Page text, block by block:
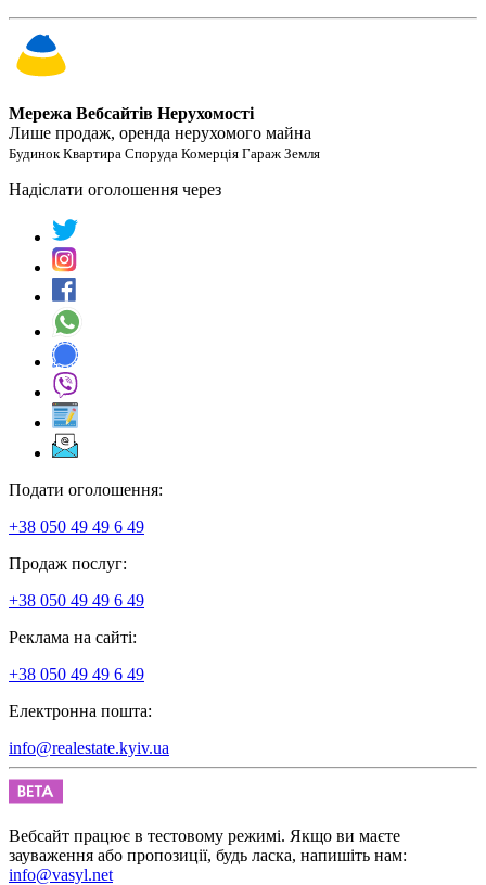
Мережа Вебсайтів Нерухомості
Лише продаж, оренда нерухомого майна
Будинок Квартира Споруда Комерція Гараж Земля
Надіслати оголошення через
Подати оголошення:
+38 050 49 49 6 49
Продаж послуг:
+38 050 49 49 6 49
Реклама на сайті:
+38 050 49 49 6 49
Електронна пошта:
info@realestate.kyiv.ua
Вебсайт працює в тестовому режимі. Якщо ви маєте
зауваження або пропозиції, будь ласка, напишіть нам:
info@vasyl.net